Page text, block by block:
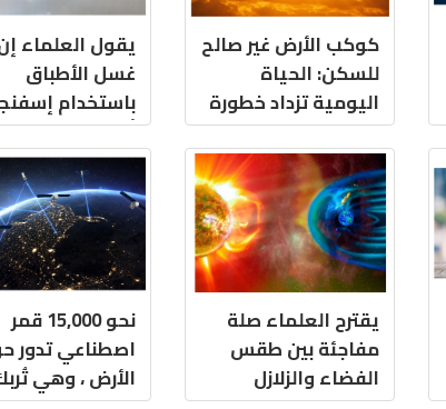
كوكب الأرض غير صالح
للسكن: الحياة
اليومية تزداد خطورة
مع ارتفاع درجة حرارة
الكوكب
يقول العلماء
غسل الأطباق
باستخدام
أثر جانبي مقلق
يقترح العلماء صلة
مفاجئة بين طقس
الفضاء والزلازل
نحو 15,000 قمر
اصطناعي تدور
الأرض ، وهي